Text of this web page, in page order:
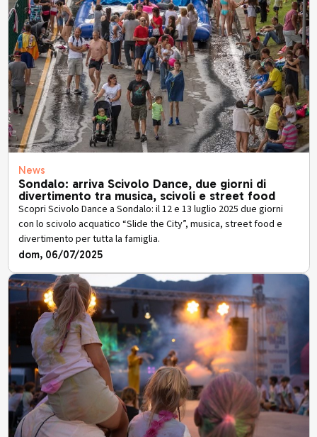
News
Sondalo: arriva Scivolo Dance, due giorni di
divertimento tra musica, scivoli e street food
Scopri Scivolo Dance a Sondalo: il 12 e 13 luglio 2025 due giorni
con lo scivolo acquatico “Slide the City”, musica, street food e
divertimento per tutta la famiglia.
dom, 06/07/2025